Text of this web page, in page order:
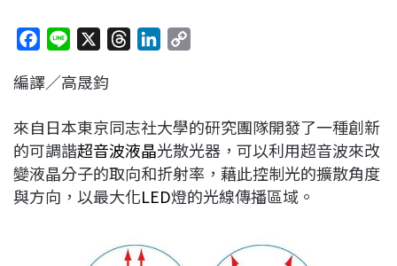
c
b
o
o
k
n
a
d
s
e
d
I
n
L
i
n
k
編譯／高晟鈞
來自日本東京同志社大學的研究團隊開發了一種創新
的可調諧超音波液晶光散光器，可以利用超音波來改
變液晶分子的取向和折射率，藉此控制光的擴散角度
與方向，以最大化LED燈的光線傳播區域。